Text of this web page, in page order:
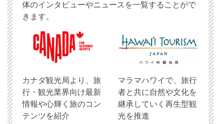
体のインタビューやニュースを一覧することがで
きます。
​カナダ観光局より、旅
行・観光業界向け最新
情報や心輝く旅のコン
テンツを紹介
マラマハワイで、旅行
者と共に自然や文化を
継承していく再生型観
光を推進